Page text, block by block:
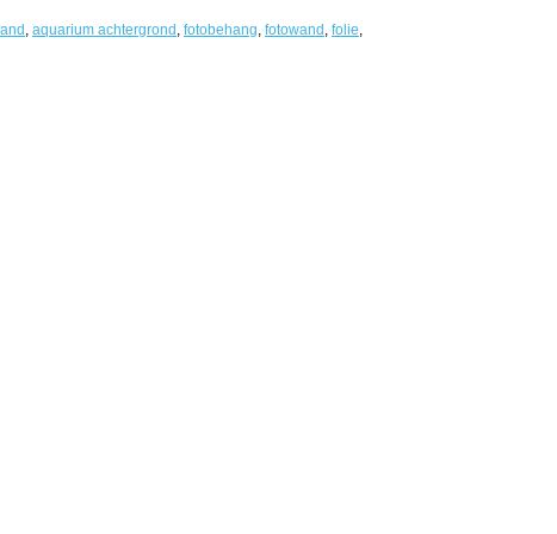
, aquarium achtergrond , fotobehang, fotowand , folie,